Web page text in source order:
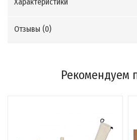
Характеристики
Отзывы (0)
Рекомендуем